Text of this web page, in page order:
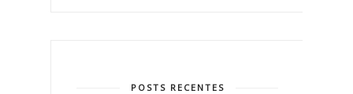
POSTS RECENTES